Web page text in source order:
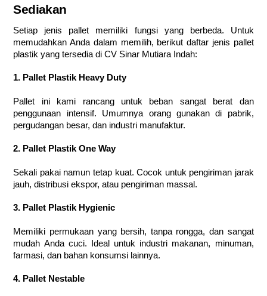
Sediakan
Setiap jenis pallet memiliki fungsi yang berbeda. Untuk
memudahkan Anda dalam memilih, berikut daftar jenis pallet
plastik yang tersedia di CV Sinar Mutiara Indah:
1. Pallet Plastik Heavy Duty
Pallet ini kami rancang untuk beban sangat berat dan
penggunaan intensif. Umumnya orang gunakan di pabrik,
pergudangan besar, dan industri manufaktur.
2. Pallet Plastik One Way
Sekali pakai namun tetap kuat. Cocok untuk pengiriman jarak
jauh, distribusi ekspor, atau pengiriman massal.
3. Pallet Plastik Hygienic
Memiliki permukaan yang bersih, tanpa rongga, dan sangat
mudah Anda cuci. Ideal untuk industri makanan, minuman,
farmasi, dan bahan konsumsi lainnya.
4. Pallet Nestable